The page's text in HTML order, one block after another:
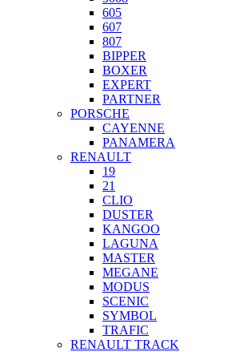
605
607
807
BIPPER
BOXER
EXPERT
PARTNER
PORSCHE
CAYENNE
PANAMERA
RENAULT
19
21
CLIO
DUSTER
KANGOO
LAGUNA
MASTER
MEGANE
MODUS
SCENIC
SYMBOL
TRAFIC
RENAULT TRACK